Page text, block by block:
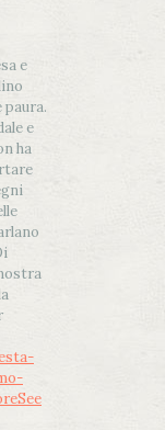
e
paura.
e
ha
See